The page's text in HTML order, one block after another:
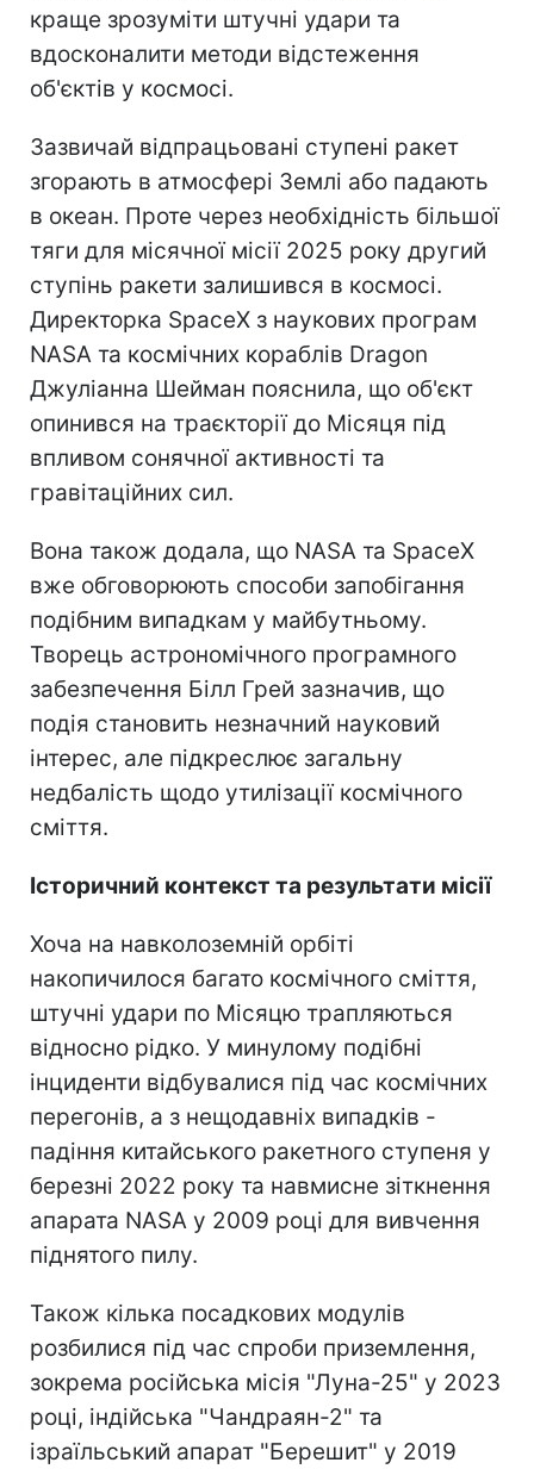
краще зрозуміти штучні удари та
вдосконалити методи відстеження
об'єктів у космосі.
Зазвичай відпрацьовані ступені ракет
згорають в атмосфері Землі або падають
в океан. Проте через необхідність більшої
тяги для місячної місії 2025 року другий
ступінь ракети залишився в космосі.
Директорка SpaceX з наукових програм
NASA та космічних кораблів Dragon
Джуліанна Шейман пояснила, що об'єкт
опинився на траєкторії до Місяця під
впливом сонячної активності та
гравітаційних сил.
Вона також додала, що NASA та SpaceX
вже обговорюють способи запобігання
подібним випадкам у майбутньому.
Творець астрономічного програмного
забезпечення Білл Грей зазначив, що
подія становить незначний науковий
інтерес, але підкреслює загальну
недбалість щодо утилізації космічного
сміття.
Історичний контекст та результати місії
Хоча на навколоземній орбіті
накопичилося багато космічного сміття,
штучні удари по Місяцю трапляються
відносно рідко. У минулому подібні
інциденти відбувалися під час космічних
перегонів, а з нещодавніх випадків -
падіння китайського ракетного ступеня у
березні 2022 року та навмисне зіткнення
апарата NASA у 2009 році для вивчення
піднятого пилу.
Також кілька посадкових модулів
розбилися під час спроби приземлення,
зокрема російська місія "Луна-25" у 2023
році, індійська "Чандраян-2" та
ізраїльський апарат "Берешит" у 2019